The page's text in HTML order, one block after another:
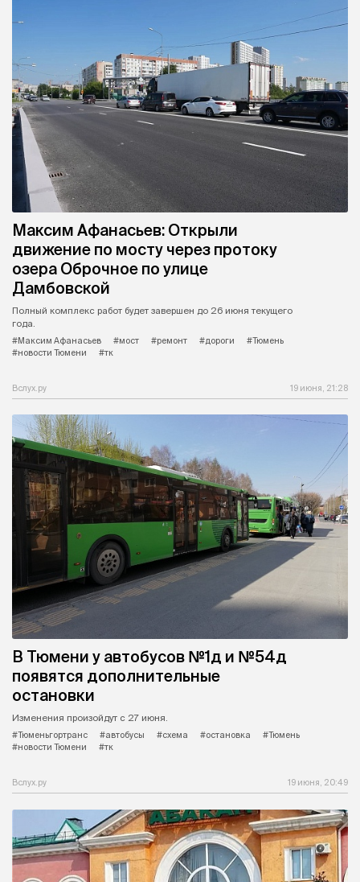
Максим Афанасьев: Открыли
движение по мосту через протоку
озера Оброчное по улице
Дамбовской
Полный комплекс работ будет завершен до 26 июня текущего
года.
#Максим Афанасьев
#мост #ремонт #дороги
#Тюмень
#новости Тюмени
#тк
Вслух.ру 19 июня, 21:28
В Тюмени у автобусов №1д и №54д
появятся дополнительные
остановки
Изменения произойдут с 27 июня.
#Тюменьгортранс
#автобусы #схема #остановка
#Тюмень
#новости Тюмени
#тк
Вслух.ру 19 июня, 20:49